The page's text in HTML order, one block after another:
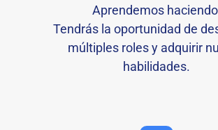
Aprendemos
Tendrás la oportunidad de
múltiples roles y adquirir
habilidades.